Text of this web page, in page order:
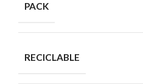
PACK
RECICLABLE